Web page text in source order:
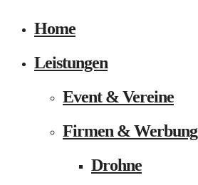
Home
Leistungen
Event & Vereine
Firmen & Werbung
Drohne